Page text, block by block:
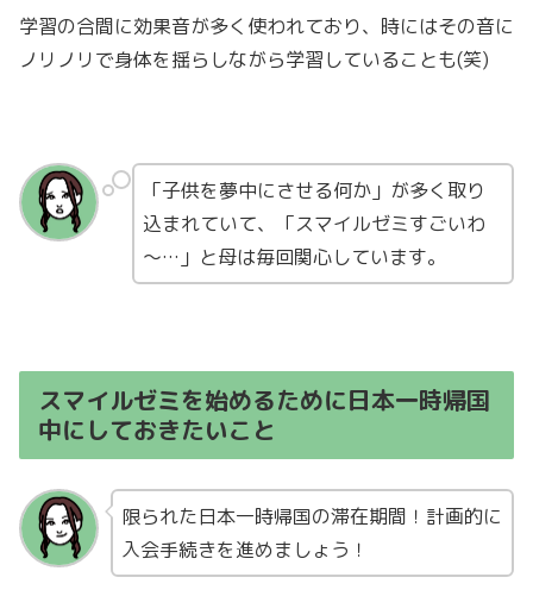
学習の合間に効果音が多く使われており、時にはその音に
ノリノリで身体を揺らしながら学習していることも(笑)
「子供を夢中にさせる何か」が多く取り
込まれていて、「スマイルゼミすごいわ
～…」と母は毎回関心しています。
スマイルゼミを始めるために日本一時帰国
中にしておきたいこと
限られた日本一時帰国の滞在期間！計画的に
入会手続きを進めましょう！